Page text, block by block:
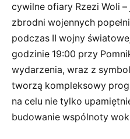
cywilne ofiary Rzezi Woli
zbrodni wojennych
podczas II wojny
godzinie 19:00 przy
wydarzenia, wraz z
tworzą kompleksowy
na celu nie tylko
budowanie wspólnoty